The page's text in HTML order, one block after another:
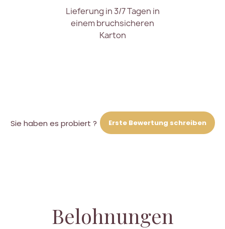
Lieferung in 3/7 Tagen in
einem bruchsicheren
Karton
Sie haben es probiert ? Erste Bewertung schreiben
Belohnungen